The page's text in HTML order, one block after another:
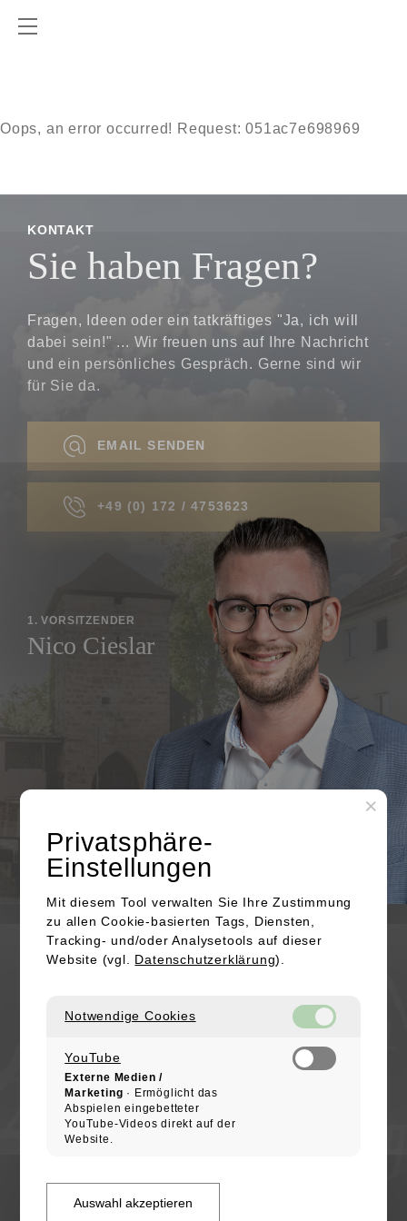
Oops, an error occurred! Request: 051ac7e698969
Sie haben Fragen?
KONTAKT
Fragen, Ideen oder ein tatkräftiges "Ja, ich will
dabei sein!" ... Wir freuen uns auf Ihre Nachricht
und ein persönliches Gespräch. Gerne sind wir
für Sie da.
EMAIL SENDEN
+49 (0) 172 / 4753623
Nico Cieslar
1. VORSITZENDER
KONTAKT
+49 (0) 172 / 4753623
IMPRESSUM
DATENSCHUTZ
COOKIES
Arbeitskreis im Heimatverein Forchheim
×
Privatsphäre-
Einstellungen
Mit diesem Tool verwalten Sie Ihre Zustimmung
zu allen Cookie-basierten Tags, Diensten,
Tracking- und/oder Analysetools auf dieser
Website (vgl. Datenschutzerklärung).
Notwendige Cookies
YouTube
Externe Medien /
Marketing · Ermöglicht das
Abspielen eingebetteter
YouTube-Videos direkt auf der
Website.
Auswahl akzeptieren